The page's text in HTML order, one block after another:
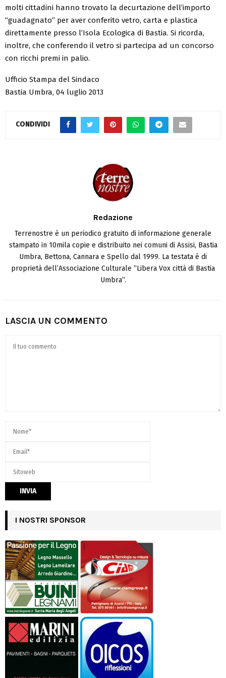
molti cittadini hanno trovato la decurtazione dell’importo
“guadagnato” per aver conferito vetro, carta e plastica
direttamente presso l’Isola Ecologica di Bastia. Si ricorda,
inoltre, che conferendo il vetro si partecipa ad un concorso
con ricchi premi in palio.
Ufficio Stampa del Sindaco
Bastia Umbra, 04 luglio 2013
CONDIVIDI
Redazione
Terrenostre è un periodico gratuito di informazione generale
stampato in 10mila copie e distribuito nei comuni di Assisi, Bastia
Umbra, Bettona, Cannara e Spello dal 1999. La testata è di
proprietà dell’Associazione Culturale “Libera Vox città di Bastia
Umbra”.
LASCIA UN COMMENTO
I NOSTRI SPONSOR